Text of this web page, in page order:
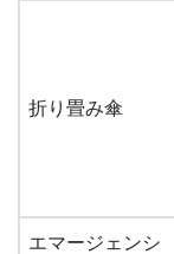
折り畳み傘
エマージェンシ